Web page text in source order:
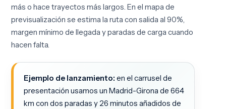
más o hace trayectos más largos. En el mapa de
previsualización se estima la ruta con salida al 90%,
margen mínimo de llegada y paradas de carga cuando
hacen falta.
Ejemplo de lanzamiento: en el carrusel de
presentación usamos un Madrid-Girona de 664
km con dos paradas y 26 minutos añadidos de